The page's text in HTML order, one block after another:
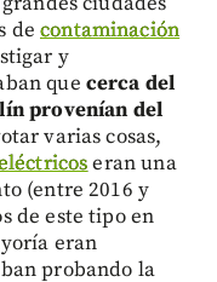
decontaminación
y
que cerca del
provenían del
varias cosas,
eran una
(entre 2016 y
de este tipo en
eran
probando la